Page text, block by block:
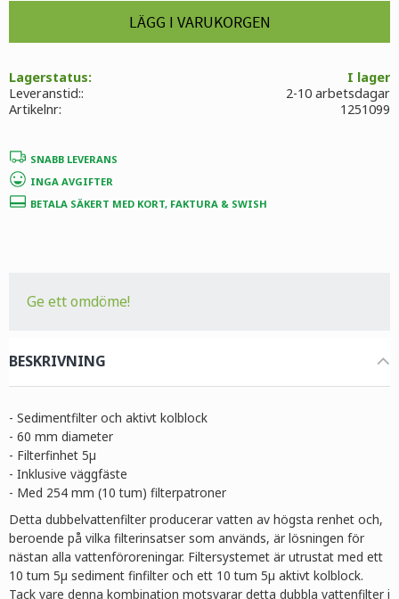
Lagerstatus
I lager
Artikelnr
1251099
Leveranstid: 2-10 arbetsdagar
SNABB LEVERANS
INGA AVGIFTER
BETALA SÄKERT MED KORT, FAKTURA & SWISH
Ge ett omdöme!
BESKRIVNING
- Sedimentfilter och aktivt kolblock
- 60 mm diameter
- Filterfinhet 5µ
- Inklusive väggfäste
- Med 254 mm (10 tum) filterpatroner
Detta dubbelvattenfilter producerar vatten av högsta renhet och,
beroende på vilka filterinsatser som används, är lösningen för
nästan alla vattenföroreningar. Filtersystemet är utrustat med ett
10 tum 5µ sediment finfilter och ett 10 tum 5µ aktivt kolblock.
Tack vare denna kombination motsvarar detta dubbla vattenfilter i